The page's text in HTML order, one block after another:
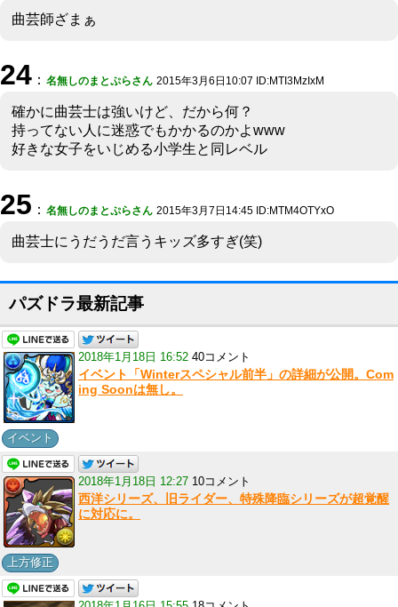
曲芸師ざまぁ
24 ： 名無しのまとぷらさん 2015年3月6日10:07 ID:MTI3MzIxM
確かに曲芸士は強いけど、だから何？
持ってない人に迷惑でもかかるのかよwww
好きな女子をいじめる小学生と同レベル
25 ： 名無しのまとぷらさん 2015年3月7日14:45 ID:MTM4OTYxO
曲芸士にうだうだ言うキッズ多すぎ(笑)
パズドラ最新記事
2018年1月18日 16:52 40コメント
イベント「Winterスペシャル前半」の詳細が公開。Com
ing Soonは無し。
イベント
2018年1月18日 12:27 10コメント
西洋シリーズ、旧ライダー、特殊降臨シリーズが超覚醒
に対応に。
上方修正